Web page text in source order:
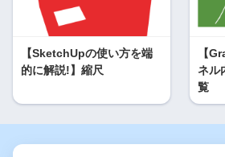
【SketchUpの使い方を端
的に解説!】縮尺
【
ネル
覧